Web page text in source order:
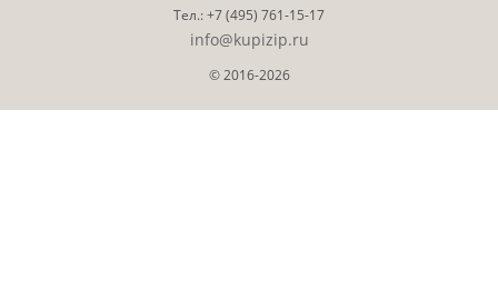
Тел.:+7 (495) 761-15-17
info@kupizip.ru
© 2016-2026